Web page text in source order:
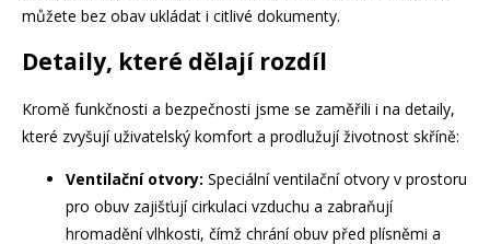
můžete bez obav ukládat i citlivé dokumenty.
Detaily, které dělají rozdíl
Kromě funkčnosti a bezpečnosti jsme se zaměřili i na detaily,
které zvyšují uživatelský komfort a prodlužují životnost skříně:
Ventilační otvory: Speciální ventilační otvory v prostoru
pro obuv zajišťují cirkulaci vzduchu a zabraňují
hromadění vlhkosti, čímž chrání obuv před plísněmi a